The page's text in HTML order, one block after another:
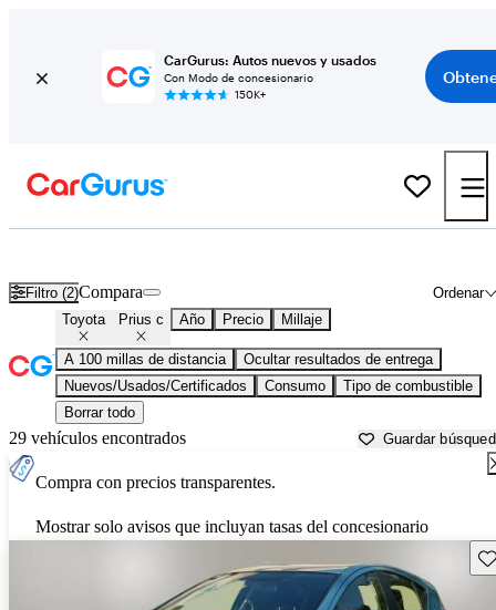
CarGurus: Autos nuevos y usados
Con Modo de concesionario
150K+
Filtro (2) Ordenar
Compara
Toyota Prius c Año Precio Millaje
A 100 millas de distancia
Ocultar resultados de entrega
Nuevos/Usados/Certificados
Consumo
Tipo de combustible
Borrar todo
29 vehículos encontrados Guardar
Compra con precios transparentes.
Mostrar solo avisos que incluyan tasas del concesionario